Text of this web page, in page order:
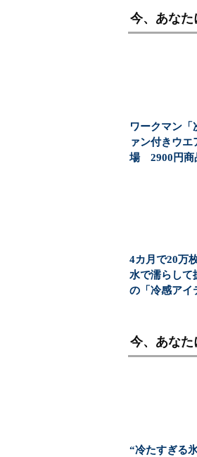
今、あなた
ワークマン「
ァン付きウエ
場 2900円商
4カ月で20万
水で濡らして
の「冷感アイ
今、あなた
“冷たすぎる